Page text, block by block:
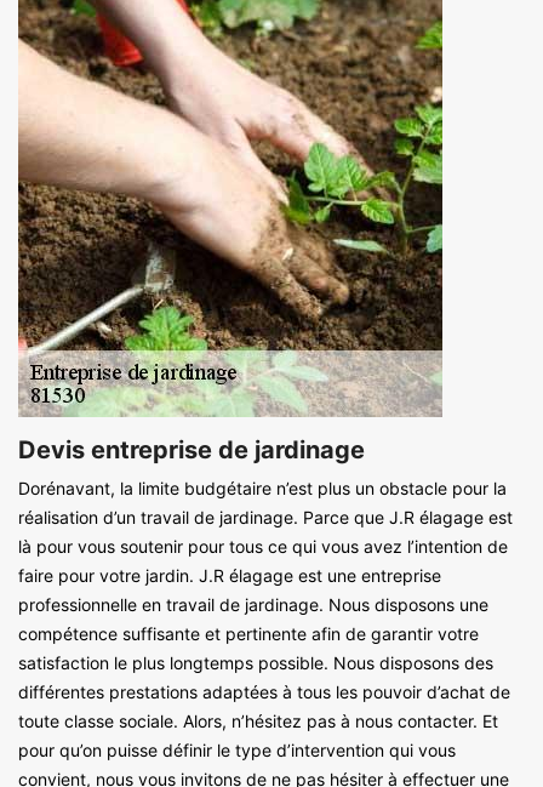
Devis entreprise de jardinage
Dorénavant, la limite budgétaire n’est plus un obstacle pour la
réalisation d’un travail de jardinage. Parce que J.R élagage est
là pour vous soutenir pour tous ce qui vous avez l’intention de
faire pour votre jardin. J.R élagage est une entreprise
professionnelle en travail de jardinage. Nous disposons une
compétence suffisante et pertinente afin de garantir votre
satisfaction le plus longtemps possible. Nous disposons des
différentes prestations adaptées à tous les pouvoir d’achat de
toute classe sociale. Alors, n’hésitez pas à nous contacter. Et
pour qu’on puisse définir le type d’intervention qui vous
convient, nous vous invitons de ne pas hésiter à effectuer une